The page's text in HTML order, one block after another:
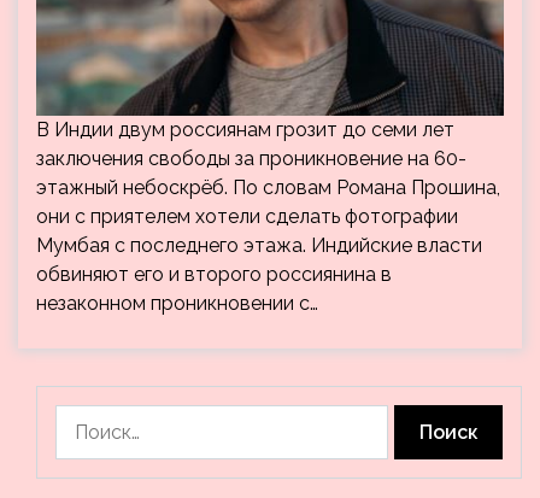
В Индии двум россиянам грозит до семи лет
заключения свободы за проникновение на 60-
этажный небоскрёб. По словам Романа Прошина,
они с приятелем хотели сделать фотографии
Мумбая с последнего этажа. Индийские власти
обвиняют его и второго россиянина в
незаконном проникновении с…